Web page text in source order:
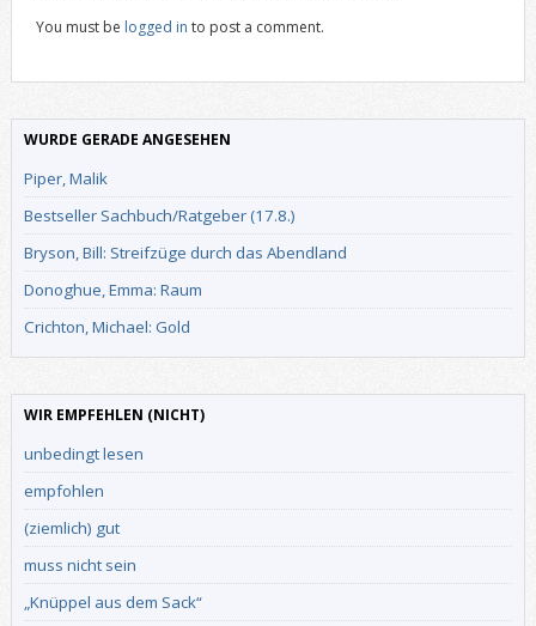
You must be logged in to post a comment.
WURDE GERADE ANGESEHEN
Piper, Malik
Bestseller Sachbuch/Ratgeber (17.8.)
Bryson, Bill: Streifzüge durch das Abendland
Donoghue, Emma: Raum
Crichton, Michael: Gold
WIR EMPFEHLEN (NICHT)
unbedingt lesen
empfohlen
(ziemlich) gut
muss nicht sein
„Knüppel aus dem Sack“